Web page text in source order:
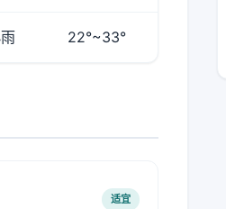
22°~33°
适宜